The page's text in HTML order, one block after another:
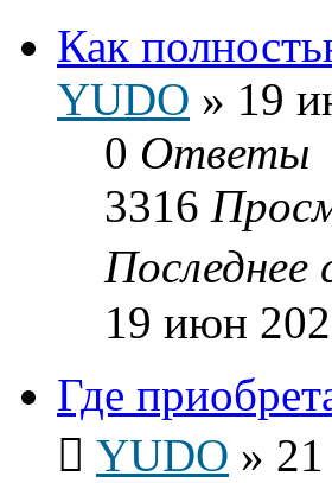
Как
YUDO » 19
0 Ответы
3316
19 июн
Где
YUDO »